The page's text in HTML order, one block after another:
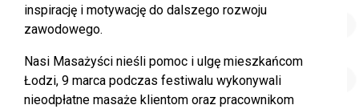
inspirację i motywację do dalszego rozwoju
zawodowego.
Nasi Masażyści nieśli pomoc i ulgę mieszkańcom
Łodzi, 9 marca podczas festiwalu wykonywali
nieodpłatne masaże klientom oraz pracownikom